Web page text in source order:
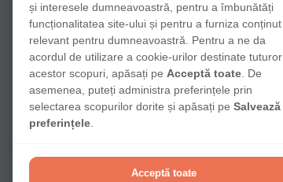
și interesele dumneavoastră, pentru a îmbunătăți
funcționalitatea site-ului și pentru a furniza conținut
relevant pentru dumneavoastră. Pentru a ne da
acordul de utilizare a cookie-urilor destinate tuturor
acestor scopuri, apăsați pe Acceptă toate. De
asemenea, puteți administra preferințele prin
selectarea scopurilor dorite și apăsați pe Salvează
preferințele.
Acceptă toate